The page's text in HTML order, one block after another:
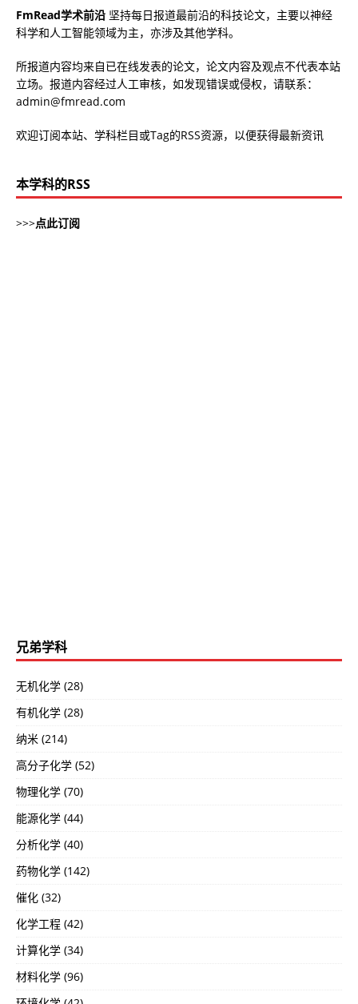
FmRead学术前沿 坚持每日报道最前沿的科技论文，主要以神经
科学和人工智能领域为主，亦涉及其他学科。
所报道内容均来自已在线发表的论文，论文内容及观点不代表本站
立场。报道内容经过人工审核，如发现错误或侵权，请联系：
admin@fmread.com
欢迎订阅本站、学科栏目或Tag的RSS资源，以便获得最新资讯
本学科的RSS
>>>点此订阅
兄弟学科
无机化学 (28)
有机化学 (28)
纳米 (214)
高分子化学 (52)
物理化学 (70)
能源化学 (44)
分析化学 (40)
药物化学 (142)
催化 (32)
化学工程 (42)
计算化学 (34)
材料化学 (96)